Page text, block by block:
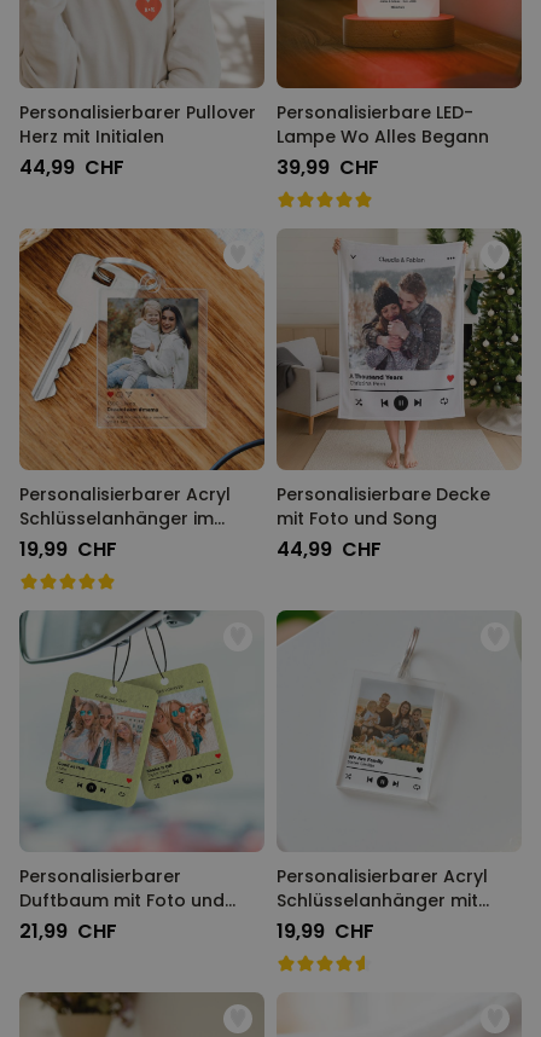
Personalisierbarer Pullover
Herz mit Initialen
44,99 CHF
Personalisierbare LED-
Lampe Wo Alles Begann
39,99 CHF
Personalisierbarer Acryl
Schlüsselanhänger im
Instagram-Style
19,99 CHF
Personalisierbare Decke
mit Foto und Song
44,99 CHF
Personalisierbarer
Duftbaum mit Foto und
Song
21,99 CHF
Personalisierbarer Acryl
Schlüsselanhänger mit
Foto und Song
19,99 CHF